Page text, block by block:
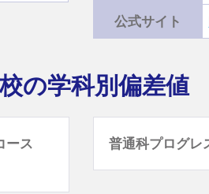
公式サイト
の学科別偏差値
ース
普通科プログレ